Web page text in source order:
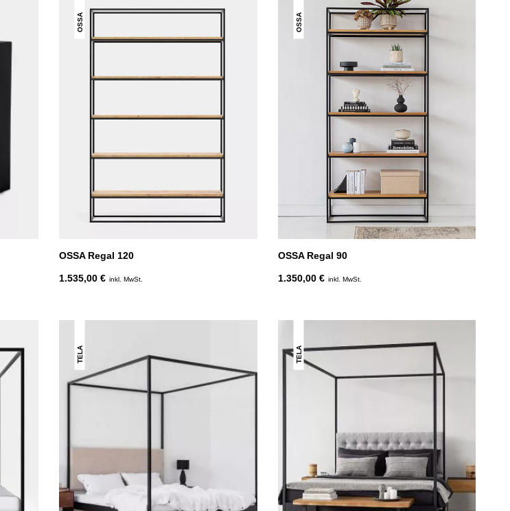
OSSA
OSSA Regal 120
1.535,00 € inkl. MwSt.
OSSA
OSSA Regal 90
1.350,00 € inkl. MwSt.
TELA TELA